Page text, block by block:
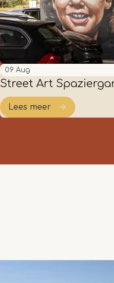
09 Aug
Street Art
Lees meer